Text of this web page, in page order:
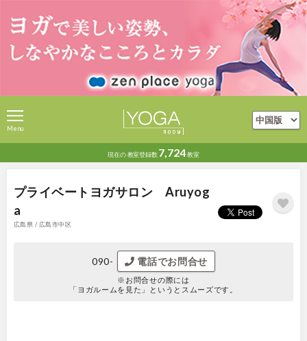
現在の教室登録数 7,724教室
Menu
プライベートヨガサロン Aruyog
a
広島県 / 広島市中区
090- 電話でお問合せ
※お問合せの際には
「ヨガルームを見た」というとスムーズです。